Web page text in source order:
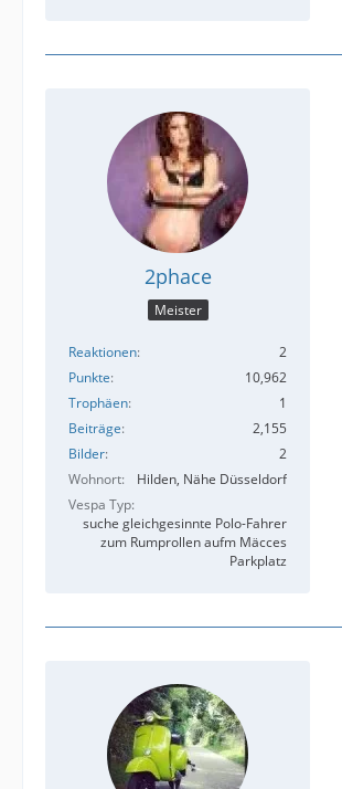
2phace
Meister
Reaktionen
2
Punkte
10,962
Trophäen
1
Beiträge
2,155
Bilder
2
Wohnort
Hilden, Nähe Düsseldorf
Vespa Typ
suche gleichgesinnte Polo-Fahrer
zum Rumprollen aufm Mäcces
Parkplatz